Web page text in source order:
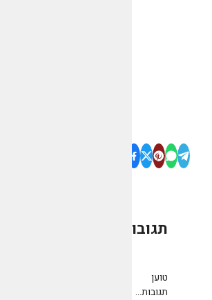
תגובות
טוען
תגובות...